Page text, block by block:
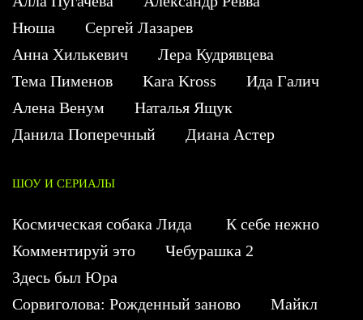
Нюша
Сергей Лазарев
Анна Хилькевич
Лера Кудрявцева
Тема Пименов
Kara Kross
Ида Галич
Алена Венум
Наталья Ящук
Данила Поперечный
Диана Астер
ШОУ И СЕРИАЛЫ
Космическая собака Лида
К себе нежно
Комментируй это
Чебурашка 2
Здесь был Юра
Сорвиголова: Рожденный заново
Майкл